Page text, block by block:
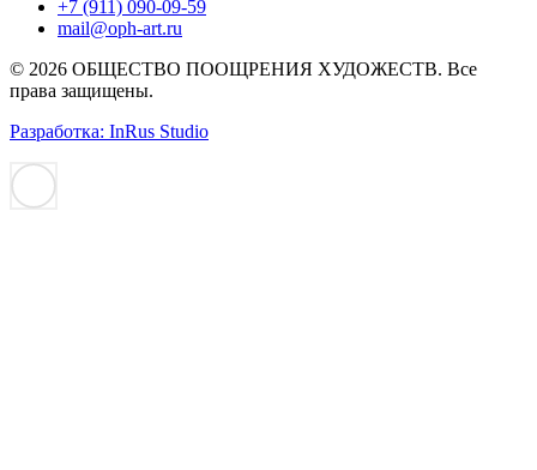
+7 (911) 090-09-59
mail@oph-art.ru
© 2026 ОБЩЕСТВО ПООЩРЕНИЯ ХУДОЖЕСТВ. Все
права защищены.
Разработка: InRus Studio